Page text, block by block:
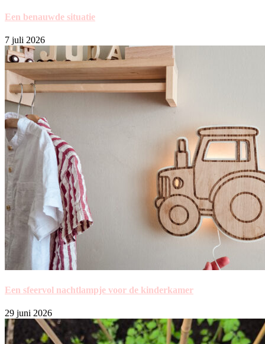
Een benauwde situatie
7 juli 2026
Een sfeervol nachtlampje voor de kinderkamer
29 juni 2026